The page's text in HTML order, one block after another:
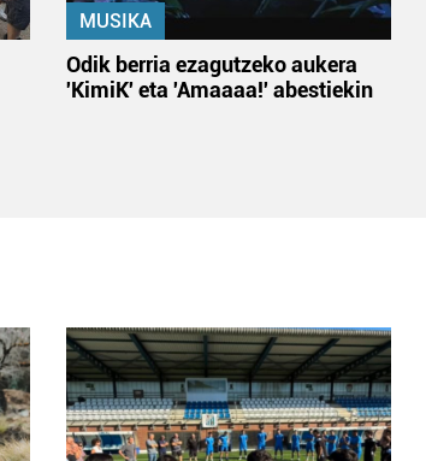
MUSIKA
Odik berria ezagutzeko aukera
'KimiK' eta 'Amaaaa!' abestiekin